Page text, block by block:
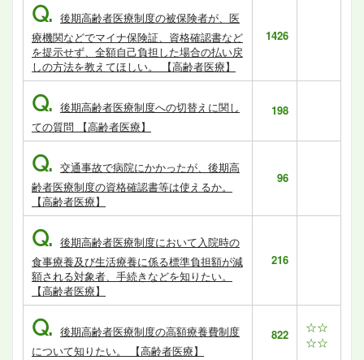
Q. 後期高齢者医療制度の被保険者が、医
療機関などでマイナ保険証、資格確認書など
を提示せず、全額自己負担した場合の払い戻
しの方法を教えてほしい。 【高齢者医療】
1426
Q. 後期高齢者医療制度への切替えに関し
ての質問 【高齢者医療】
198
Q. 交通事故で病院にかかったが、後期高
齢者医療制度の資格確認書等は使えるか。
【高齢者医療】
96
Q. 後期高齢者医療制度において入院時の
食事療養及び生活療養に係る標準負担額が減
額される対象者、手続きなどを知りたい。
【高齢者医療】
216
Q. 後期高齢者医療制度の高額療養費制度
について知りたい。 【高齢者医療】
822
☆☆
☆☆